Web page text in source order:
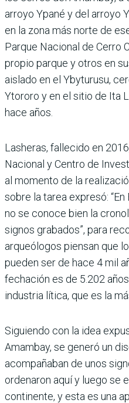
arroyo Ypané y del arroyo
en la zona más norte de
Parque Nacional de Cerro
propio parque y otros en
aislado en el Ybyturusu,
Ytororo y en el sitio de Ita
hace años.
Lasheras, fallecido en
Nacional y Centro de
al momento de la
sobre la tarea expresó:
no se conoce bien la
signos grabados”, para
arqueólogos piensan que
pueden ser de hace 4 mil
fechación es de 5.202
industria lítica, que es la
Siguiendo con la idea
Amam­bay, se generó un
acompañaban de unos
ordenaron aquí y luego se
continente, y esta es una